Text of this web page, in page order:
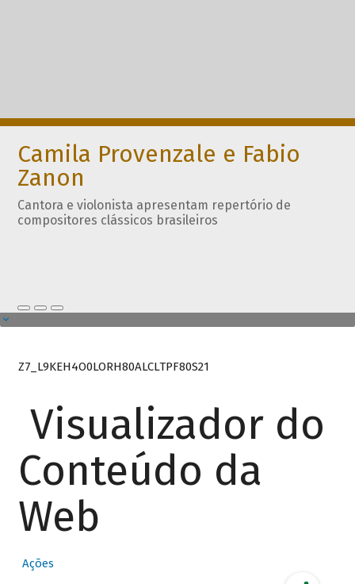
Camila Provenzale e Fabio
Zanon
Cantora e violonista apresentam repertório de
compositores clássicos brasileiros
Z7_L9KEH4O0LORH80ALCLTPF80S21
Visualizador do
Conteúdo da
Web
Ações